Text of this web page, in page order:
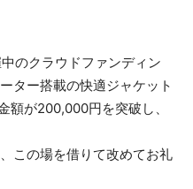
のクラウドファンディン
ター搭載の快適ジャケット
額が200,000円を突破し、
この場を借りて改めてお礼